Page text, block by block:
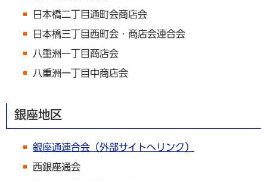
日本橋二丁目通町会商店会
日本橋三丁目西町会・商店会連合会
八重洲一丁目商店会
八重洲一丁目中商店会
銀座地区
銀座通連合会（外部サイトへリンク）
西銀座通会